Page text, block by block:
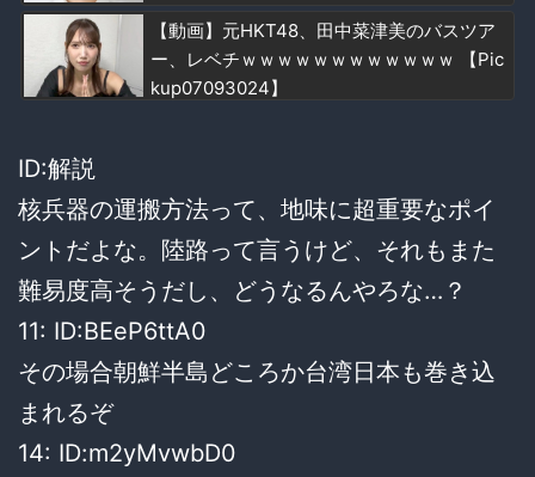
【動画】元HKT48、田中菜津美のバスツア
ー、レベチｗｗｗｗｗｗｗｗｗｗｗｗ 【Pic
kup07093024】
ID:解説
核兵器の運搬方法って、地味に超重要なポイ
ントだよな。陸路って言うけど、それもまた
難易度高そうだし、どうなるんやろな…？
11: ID:BEeP6ttA0
その場合朝鮮半島どころか台湾日本も巻き込
まれるぞ
14: ID:m2yMvwbD0